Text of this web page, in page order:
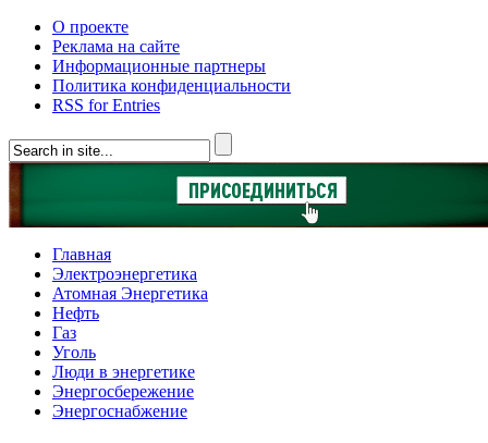
О проекте
Реклама на сайте
Информационные партнеры
Политика конфиденциальности
RSS for Entries
Главная
Электроэнергетика
Атомная Энергетика
Нефть
Газ
Уголь
Люди в энергетике
Энергосбережение
Энергоснабжение